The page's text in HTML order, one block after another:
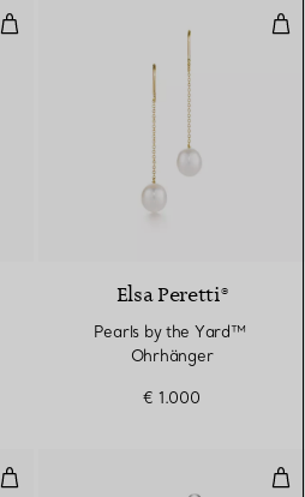
Runder Anhänger mit
Elsa Peretti®
Pearls by the Yard™ ​​
Ohrhänger
€ 1.000
Doppelring im Federdesign in